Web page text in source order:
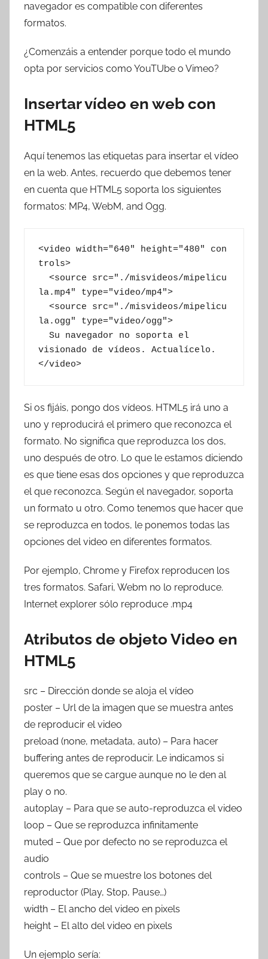
navegador es compatible con diferentes
formatos.
¿Comenzáis a entender porque todo el mundo
opta por servicios como YouTUbe o Vimeo?
Insertar vídeo en web con
HTML5
Aquí tenemos las etiquetas para insertar el vídeo
en la web. Antes, recuerdo que debemos tener
en cuenta que HTML5 soporta los siguientes
formatos: MP4, WebM, and Ogg.
<video width="640" height="480" con
trols>
<source src="./misvideos/mipelicu
la.mp4" type="video/mp4">
<source src="./misvideos/mipelicu
la.ogg" type="video/ogg">
visionado de vídeos. Actualícelo.
</video>
Si os fijáis, pongo dos vídeos. HTML5 irá uno a
uno y reproducirá el primero que reconozca el
formato. No significa que reproduzca los dos,
uno después de otro. Lo que le estamos diciendo
es que tiene esas dos opciones y que reproduzca
el que reconozca. Según el navegador, soporta
un formato u otro. Como tenemos que hacer que
se reproduzca en todos, le ponemos todas las
opciones del video en diferentes formatos.
Por ejemplo, Chrome y Firefox reproducen los
tres formatos. Safari, Webm no lo reproduce.
Internet explorer sólo reproduce .mp4
Atributos de objeto Video en
HTML5
src – Dirección donde se aloja el vídeo
poster – Url de la imagen que se muestra antes
de reproducir el video
preload (none, metadata, auto) – Para hacer
buffering antes de reproducir. Le indicamos si
queremos que se cargue aunque no le den al
play o no.
autoplay – Para que se auto-reproduzca el video
loop – Que se reproduzca infinitamente
muted – Que por defecto no se reproduzca el
audio
controls – Que se muestre los botones del
reproductor (Play, Stop, Pause…)
width – El ancho del video en pixels
height – El alto del video en pixels
Un ejemplo sería: